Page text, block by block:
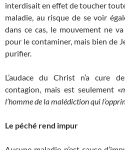
interdisait en effet de toucher
maladie, au risque de se voir
dans ce cas, le mouvement ne
pour le contaminer, mais bien de
purifier.
L’audace du Christ n’a cure
contagion, mais est seulement «
l’homme de la malédiction qui
Le péché rend impur